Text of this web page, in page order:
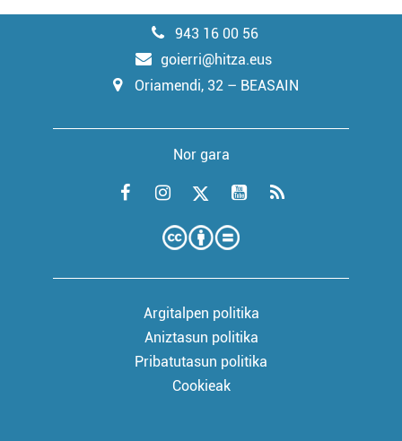
943 16 00 56
goierri@hitza.eus
Oriamendi, 32 – BEASAIN
Nor gara
Argitalpen politika
Aniztasun politika
Pribatutasun politika
Cookieak